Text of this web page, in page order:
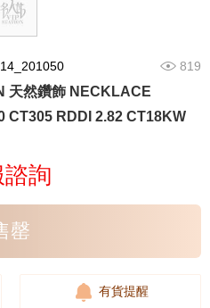
819
天然鑽飾 NECKLACE
CT305 RDDI 2.82 CT18KW
詢
罄
有貨提醒